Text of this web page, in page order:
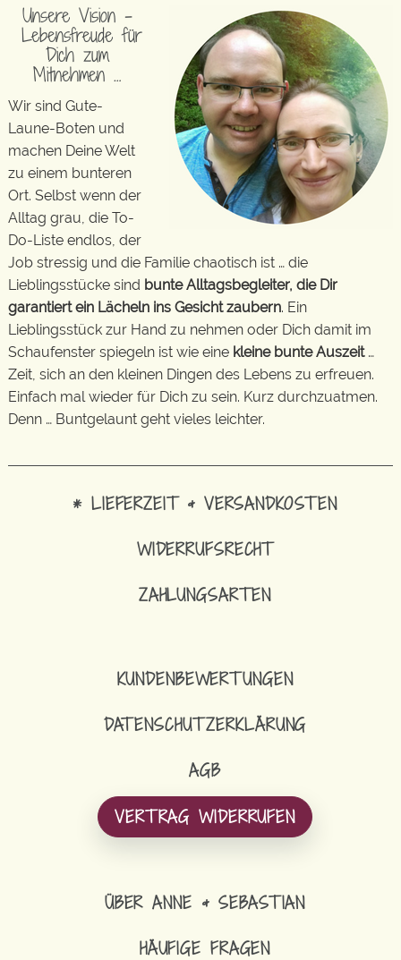
Unsere Vision –
Lebensfreude für
Dich zum
Mitnehmen …
Wir sind Gute-
Laune-Boten und
machen Deine Welt
zu einem bunteren
Ort. Selbst wenn der
Alltag grau, die To-
Do-Liste endlos, der
Job stressig und die Familie chaotisch ist … die
Lieblingsstücke sind bunte Alltagsbegleiter, die Dir
garantiert ein Lächeln ins Gesicht zaubern. Ein
Lieblingsstück zur Hand zu nehmen oder Dich damit im
Schaufenster spiegeln ist wie eine kleine bunte Auszeit…
Zeit, sich an den kleinen Dingen des Lebens zu erfreuen.
Einfach mal wieder für Dich zu sein. Kurz durchzuatmen.
Denn … Buntgelaunt geht vieles leichter.
* LIEFERZEIT & VERSANDKOSTEN
WIDERRUFSRECHT
ZAHLUNGSARTEN
KUNDENBEWERTUNGEN
DATENSCHUTZERKLÄRUNG
AGB
VERTRAG WIDERRUFEN
ÜBER ANNE & SEBASTIAN
HÄUFIGE FRAGEN